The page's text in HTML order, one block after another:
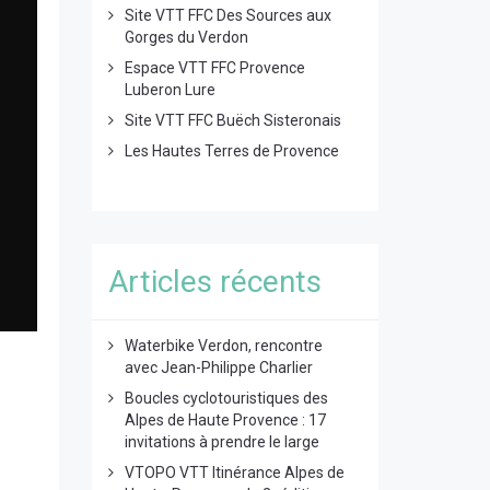
Site VTT FFC Des Sources aux
Gorges du Verdon
Espace VTT FFC Provence
Luberon Lure
Site VTT FFC Buëch Sisteronais
Les Hautes Terres de Provence
Articles récents
Waterbike Verdon, rencontre
avec Jean-Philippe Charlier
Boucles cyclotouristiques des
Alpes de Haute Provence : 17
invitations à prendre le large
VTOPO VTT Itinérance Alpes de